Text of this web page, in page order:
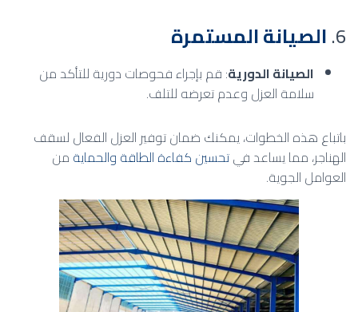
6. الصيانة المستمرة
الصيانة الدورية: قم بإجراء فحوصات دورية للتأكد من
سلامة العزل وعدم تعرضه للتلف.
باتباع هذه الخطوات، يمكنك ضمان توفير العزل الفعال لسقف
الهناجر، مما يساعد فيتحسين كفاءة الطاقة والحماية من
العوامل الجوية.